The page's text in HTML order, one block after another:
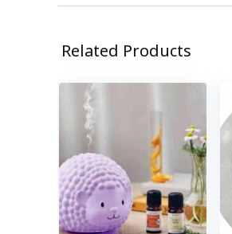
Related Products